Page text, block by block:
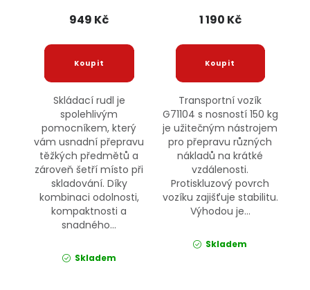
949 Kč
Skládací rudl je
spolehlivým
pomocníkem, který
vám usnadní přepravu
těžkých předmětů a
zároveň šetří místo při
skladování. Díky
kombinaci odolnosti,
kompaktnosti a
snadného...
Skladem
1 190 Kč
Transportní vozík
G71104 s nosností 150 kg
je užitečným nástrojem
pro přepravu různých
nákladů na krátké
vzdálenosti.
Protiskluzový povrch
vozíku zajišťuje stabilitu.
Výhodou je...
Skladem